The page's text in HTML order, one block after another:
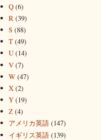
Q (6)
R (39)
S (88)
T (49)
U (14)
V (7)
W (47)
X (2)
Y (19)
Z (4)
アメリカ英語 (147)
イギリス英語 (139)